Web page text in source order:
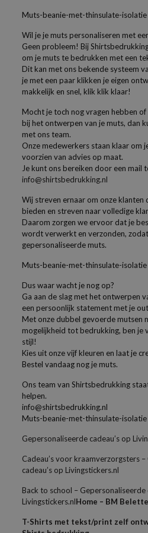
Muts-beanie-met-thinsulate-isolatie
Wil je je muts personaliseren met
Geen probleem! Bij
om je muts te bedrukken met een
Dit kan met ons bekende systeem
je met een paar klikken je eigen
makkelijk en snel, klik klik klaar!
Mocht je toch nog vragen hebben
bij het ontwerpen van je muts, dan
met ons team.
Onze medewerkers staan klaar om
voorzien van advies op maat.
Je kunt ons bereiken door een mail
info@shirtsbedrukking.nl
Wij streven ernaar om onze klanten
bieden en streven naar volledige
Daarom zorgen we ervoor dat je
wordt verwerkt en verzonden,
gepersonaliseerde muts.
Muts-beanie-met-thinsulate-isolatie
Dus waar wacht je nog op?
Ga aan de slag met het ontwerpen
een persoonlijk statement met je
Met onze dubbel gevoerde mutsen
mogelijkheid tot bedrukking, ben je
stijl!
Kies uit onze vijf kleuren en laat je
Bestel vandaag nog je muts.
Ons team van Shirtsbedrukking
helpen.
info@shirtsbedrukking.nl
Muts-beanie-met-thinsulate-isolatie
Gepersonaliseerde cadeau’s op
Cadeau’s voor kraamverzorgsters
cadeau’s op Livingstickers.nl
Back to school – Gepersonaliseerde
Livingstickers.nlHome – BM
T-Shirts met tekst/print zelf